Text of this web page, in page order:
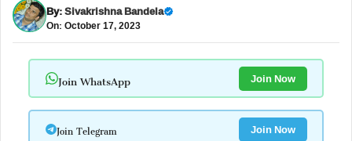
By:Sivakrishna Bandela
On: October 17, 2023
Join WhatsApp Join Now
Join Telegram Join Now